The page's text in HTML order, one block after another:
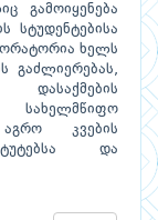
გამოიყენება
სტუდენტებისა
ხელს
გაძლიერებას,
კვების
და